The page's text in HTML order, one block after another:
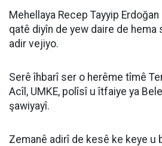
Mehellaya Recep Tayyip
qatê diyîn de yew daire de hema
adir vejiyo.
Serê îhbarî ser o herême tîmê
Acîl, UMKE, polîsî u îtfaiye ya
şawiyayî.
Zemanê adirî de kesê ke keye u